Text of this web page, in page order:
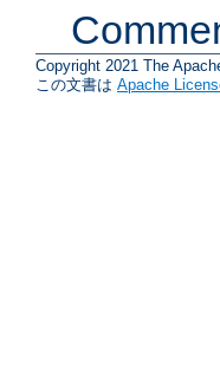
Copyright 2021 The
この文書は Apache